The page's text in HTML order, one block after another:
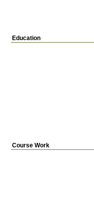
Education
Course Work